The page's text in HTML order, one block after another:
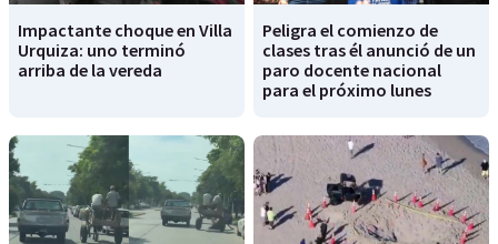
Impactante choque en Villa
Urquiza: uno terminó
arriba de la vereda
Peligra el comienzo de
clases tras él anunció de un
paro docente nacional
para el próximo lunes